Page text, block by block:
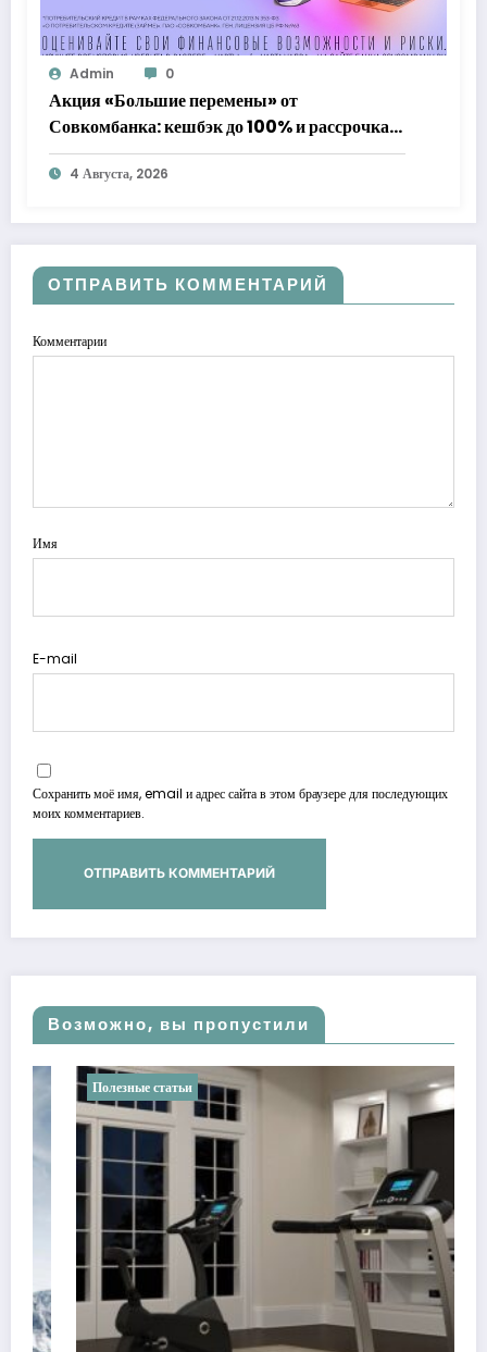
Admin 0
Акция «Большие перемены» от
Совкомбанка: кешбэк до 100% и рассрочка
до 24 месяцев с «Халвой»
4 Августа, 2026
ОТПРАВИТЬ КОММЕНТАРИЙ
Комментарии
Имя
E-mail
Сохранить моё имя, email и адрес сайта в этом браузере для последующих
моих комментариев.
Возможно, вы пропустили
Полезные статьи